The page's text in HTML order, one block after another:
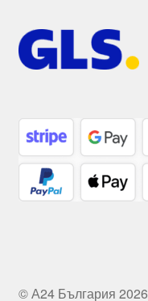
© А24 България 2026